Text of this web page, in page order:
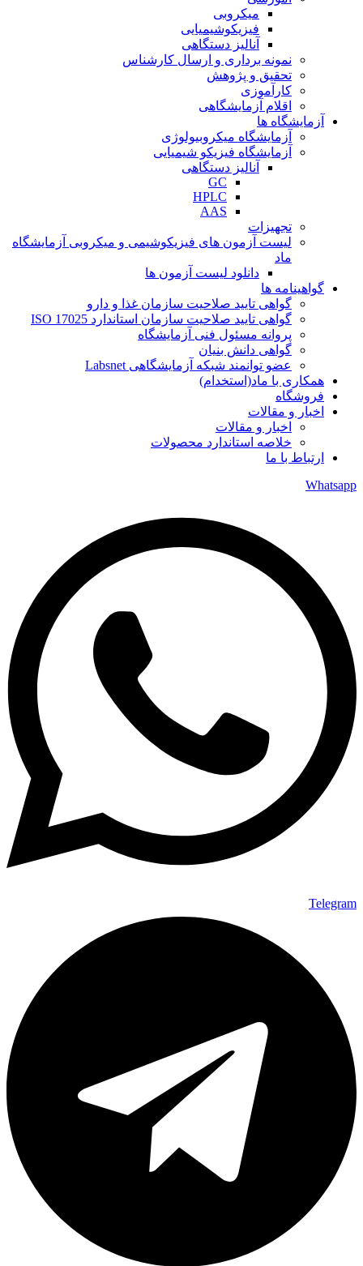
میکروبی
فیزیکوشیمیایی
آنالیز دستگاهی
نمونه برداری و ارسال کارشناس
تحقیق و پژوهش
کارآموزی
اقلام آزمایشگاهی
آزمایشگاه ها
آزمایشگاه میکروبیولوژی
آزمایشگاه فیزیکو شیمیایی
آنالیز دستگاهی
GC
HPLC
AAS
تجهیزات
لیست آزمون های فیزیکوشیمی و میکروبی آزمایشگاه
ماد
دانلود لیست آزمون ها
گواهینامه ها
گواهی تایید صلاحیت سازمان غذا و دارو
گواهی تایید صلاحیت سازمان استاندارد ISO 17025
پروانه مسئول فنی آزمایشگاه
گواهی دانش بنیان
عضو توانمند شبکه آزمایشگاهی Labsnet
همکاری با ماد(استخدام)
فروشگاه
اخبار و مقالات
اخبار و مقالات
خلاصه استاندارد محصولات
ارتباط با ما
Whatsapp
Telegram